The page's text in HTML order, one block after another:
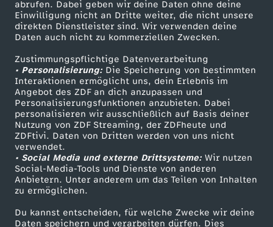
abrufen. Dabei geben wir deine Daten ohne deine
Einwilligung nicht an Dritte weiter, die nicht unsere
direkten Dienstleister sind. Wir verwenden deine
Daten auch nicht zu kommerziellen Zwecken.
Zustimmungspflichtige Datenverarbeitung
• Personalisierung:Die Speicherung von bestimmten
Interaktionen ermöglicht uns, dein Erlebnis im
Angebot des ZDF an dich anzupassen und
Personalisierungsfunktionen anzubieten. Dabei
personalisieren wir ausschließlich auf Basis deiner
Nutzung von ZDF Streaming, der ZDFheute und
ZDFtivi. Daten von Dritten werden von uns nicht
verwendet.
• Social Media und externe Drittsysteme:Wir nutzen
Social-Media-Tools und Dienste von anderen
Anbietern. Unter anderem um das Teilen von Inhalten
zu ermöglichen.
Du kannst entscheiden, für welche Zwecke wir deine
Daten speichern und verarbeiten dürfen. Dies
e
r
e
r
s
t
e
Smart TV
ZDFtext
Livestreams
Sendungen A-Z
TV-Programm
Kontakt zum ZDF
Tickets
Zuschauerservice
Hilfe
ZDF Unternehmen
Karriere
ZDF goes Schule